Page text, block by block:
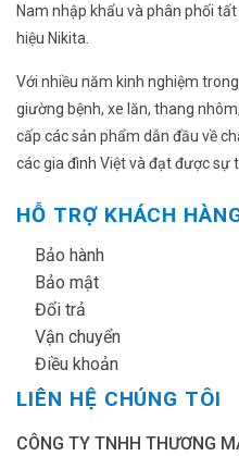
Nam nhập khẩu và phân phối
hiệu Nikita.
Với nhiều năm kinh nghiệm
giường bệnh, xe lăn, thang
cấp các sản phẩm dẫn đầu về
các gia đình Việt và đạt được sự
HỖ TRỢ KHÁCH
Bảo hành
Bảo mật
Đổi trả
Vận chuyển
Điều khoản
LIÊN HỆ CHÚNG TÔI
CÔNG TY TNHH THƯƠNG